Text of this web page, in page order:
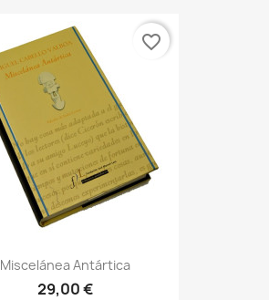
Miscelánea Antártica
29,00 €
favorite_border